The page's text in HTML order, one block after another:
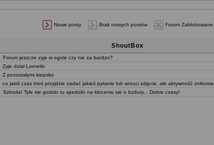
Nowe posty Brak nowych postów Forum Zablokowane
ShoutBox